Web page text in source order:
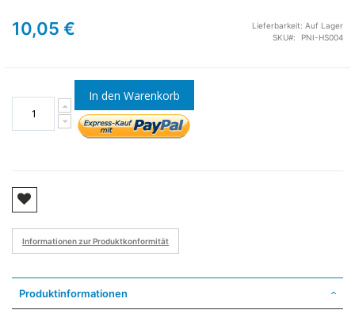
10,05 € Lieferbarkeit: Auf Lager
SKU
PNI-HS004
In den Warenkorb
Informationen zur Produktkonformität
Produktinformationen